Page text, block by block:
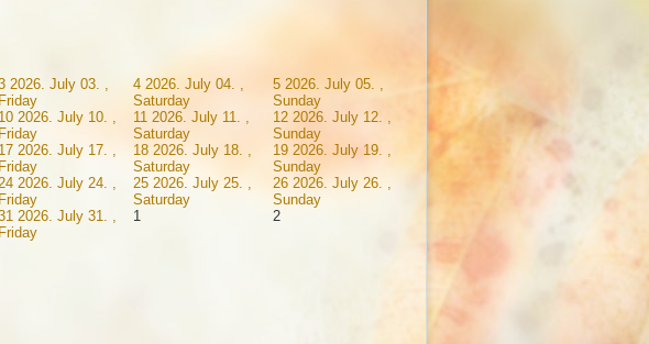
2026. July 03. ,
Friday
4 2026. July 04. ,
Saturday
5 2026. July 05. ,
Sunday
10 2026. July 10. ,
Friday
11 2026. July 11. ,
Saturday
12 2026. July 12. ,
Sunday
17 2026. July 17. ,
Friday
18 2026. July 18. ,
Saturday
19 2026. July 19. ,
Sunday
24 2026. July 24. ,
Friday
25 2026. July 25. ,
Saturday
26 2026. July 26. ,
Sunday
2026. July 31. ,
Friday
1
2